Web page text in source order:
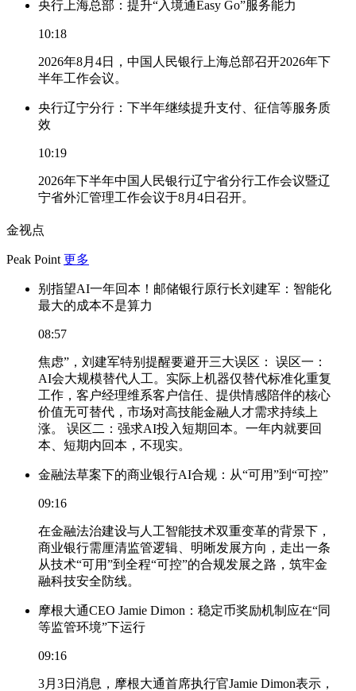
央行上海总部：提升“入境通Easy Go”服务能力
10:18
2026年8月4日，中国人民银行上海总部召开2026年下
半年工作会议。
央行辽宁分行：下半年继续提升支付、征信等服务质
效
10:19
2026年下半年中国人民银行辽宁省分行工作会议暨辽
宁省外汇管理工作会议于8月4日召开。
金视点
Peak Point 更多
别指望AI一年回本！邮储银行原行长刘建军：智能化
最大的成本不是算力
08:57
焦虑”，刘建军特别提醒要避开三大误区： 误区一：
AI会大规模替代人工。实际上机器仅替代标准化重复
工作，客户经理维系客户信任、提供情感陪伴的核心
价值无可替代，市场对高技能金融人才需求持续上
涨。 误区二：强求AI投入短期回本。一年内就要回
本、短期内回本，不现实。
金融法草案下的商业银行AI合规：从“可用”到“可控”
09:16
在金融法治建设与人工智能技术双重变革的背景下，
商业银行需厘清监管逻辑、明晰发展方向，走出一条
从技术“可用”到全程“可控”的合规发展之路，筑牢金
融科技安全防线。
摩根大通CEO Jamie Dimon：稳定币奖励机制应在“同
等监管环境”下运行
09:16
3月3日消息，摩根大通首席执行官Jamie Dimon表示，